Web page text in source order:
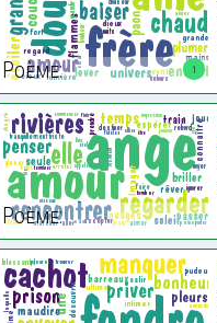
1
Poème:
Poème: